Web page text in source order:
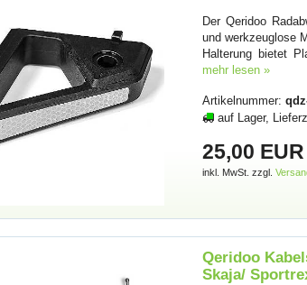
Der Qeridoo
und werkzeuglose
Halterung bietet
mehr lesen »
Artikelnummer:
auf Lager,
25,00 EUR
inkl. MwSt. zzgl.
Qeridoo
Skaja/